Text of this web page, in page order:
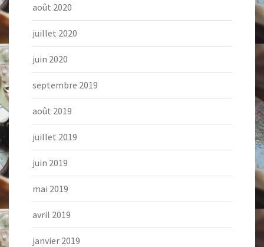
août 2020
juillet 2020
juin 2020
septembre 2019
août 2019
juillet 2019
juin 2019
mai 2019
avril 2019
janvier 2019